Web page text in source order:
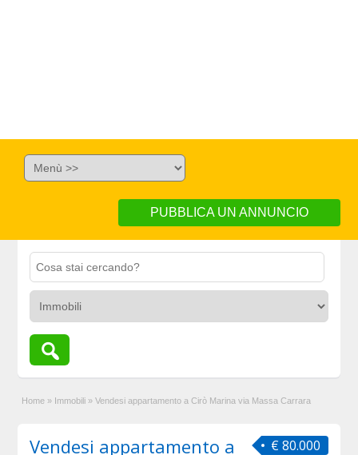
PUBBLICA UN ANNUNCIO
Home » Immobili » Vendesi appartamento a Cirò Marina via Massa Carrara
€ 80.000
Vendesi appartamento a